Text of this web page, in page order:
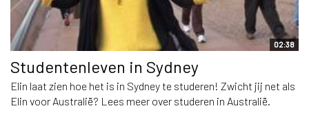
02:38
Studentenleven in Sydney
Elin laat zien hoe het is in Sydney te studeren! Zwicht jij net als
Elin voor Australië? Lees meer over studeren in Australië.